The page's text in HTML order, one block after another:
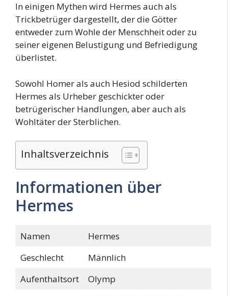
In einigen Mythen wird Hermes auch als
Trickbetrüger dargestellt, der die Götter
entweder zum Wohle der Menschheit oder zu
seiner eigenen Belustigung und Befriedigung
überlistet.
Sowohl Homer als auch Hesiod schilderten
Hermes als Urheber geschickter oder
betrügerischer Handlungen, aber auch als
Wohltäter der Sterblichen.
Inhaltsverzeichnis
Informationen über
Hermes
Namen
Hermes
Geschlecht
Männlich
Aufenthaltsort
Olymp